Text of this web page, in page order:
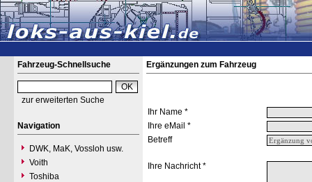
Fahrzeug-Schnellsuche
zur erweiterten Suche
Navigation
DWK, MaK, Vossloh usw.
Voith
Toshiba
Ergänzungen zum Fahrzeug
Ihr Name *
Ihre eMail *
Betreff
Ihre Nachricht *